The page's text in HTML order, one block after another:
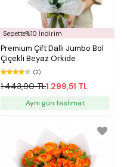
Sepette%10 İndirim
Premium Çift Dallı Jumbo Bol
Çiçekli Beyaz Orkide
(2)
1.443,90 TL1.299,51 TL
Aynı gün teslimat